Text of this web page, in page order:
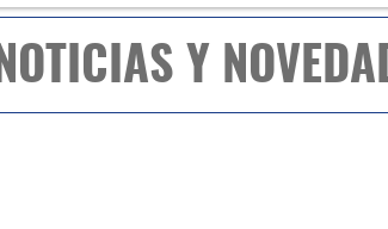
NOTICIAS Y